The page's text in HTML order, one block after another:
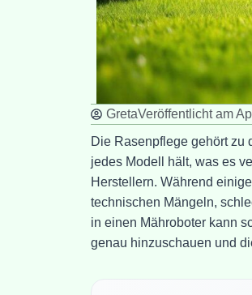
GretaVeröffentlicht am
Die Rasenpflege gehört zu
jedes Modell hält, was es
Herstellern. Während
technischen Mängeln,
in einen Mähroboter kann
genau hinzuschauen und